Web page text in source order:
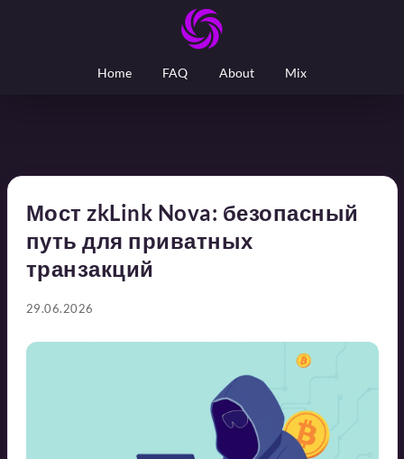
Home FAQ About Mix
Мост zkLink Nova: безопасный
путь для приватных
транзакций
29.06.2026